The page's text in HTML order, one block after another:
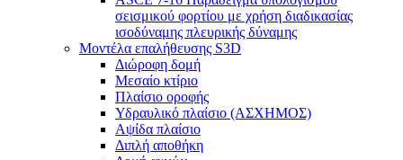
σεισμικού φορτίου με χρήση διαδικασίας
ισοδύναμης πλευρικής δύναμης
Μοντέλα επαλήθευσης S3D
Διώροφη δομή
Μεσαίο κτίριο
Πλαίσιο οροφής
Υδραυλικό πλαίσιο (ΑΣΧΗΜΟΣ)
Αψίδα πλαίσιο
Διπλή αποθήκη